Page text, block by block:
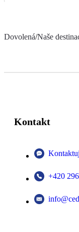
Dovolená/Naše
Kontakt
+420